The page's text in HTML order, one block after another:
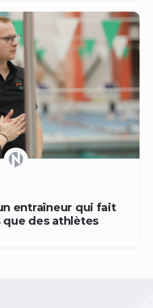
entraîneur qui fait
des athlètes